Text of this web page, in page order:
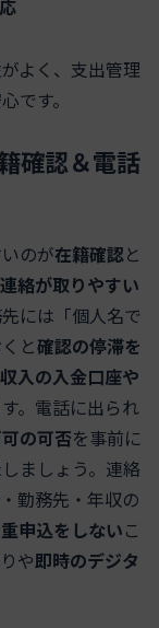
よく、支出管理
です。
確認＆電話
のが在籍確認と
連絡が取りやすい
には「個人名で
と確認の停滞を
収入の入金口座や
。電話に出られ
の可否を事前に
ましょう。連絡
勤務先・年収の
申込をしないこ
や即時のデジタ